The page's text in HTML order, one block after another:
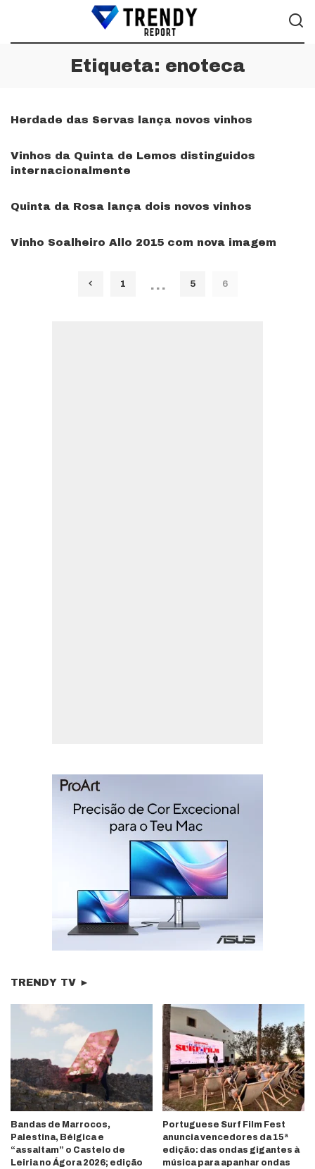
Etiqueta: enoteca
Herdade das Servas lança novos vinhos
Vinhos da Quinta de Lemos distinguidos
internacionalmente
Quinta da Rosa lança dois novos vinhos
Vinho Soalheiro Allo 2015 com nova imagem
1 … 5 6
TRENDY TV ►
Bandas de Marrocos,
Palestina, Bélgica e
“assaltam” o Castelo de
Leiria no Ágora 2026; edição
Portuguese Surf Film Fest
anuncia vencedores da 15ª
edição: das ondas gigantes à
música para apanhar ondas